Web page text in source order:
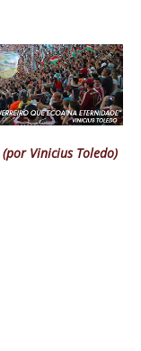
(por Vinicius Toledo)